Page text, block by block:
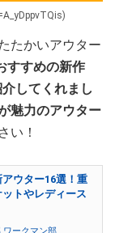
たかいアウター
すすめの新作
してくれまし
魅力のアウター
い！
アウター16選！重
トやレディース